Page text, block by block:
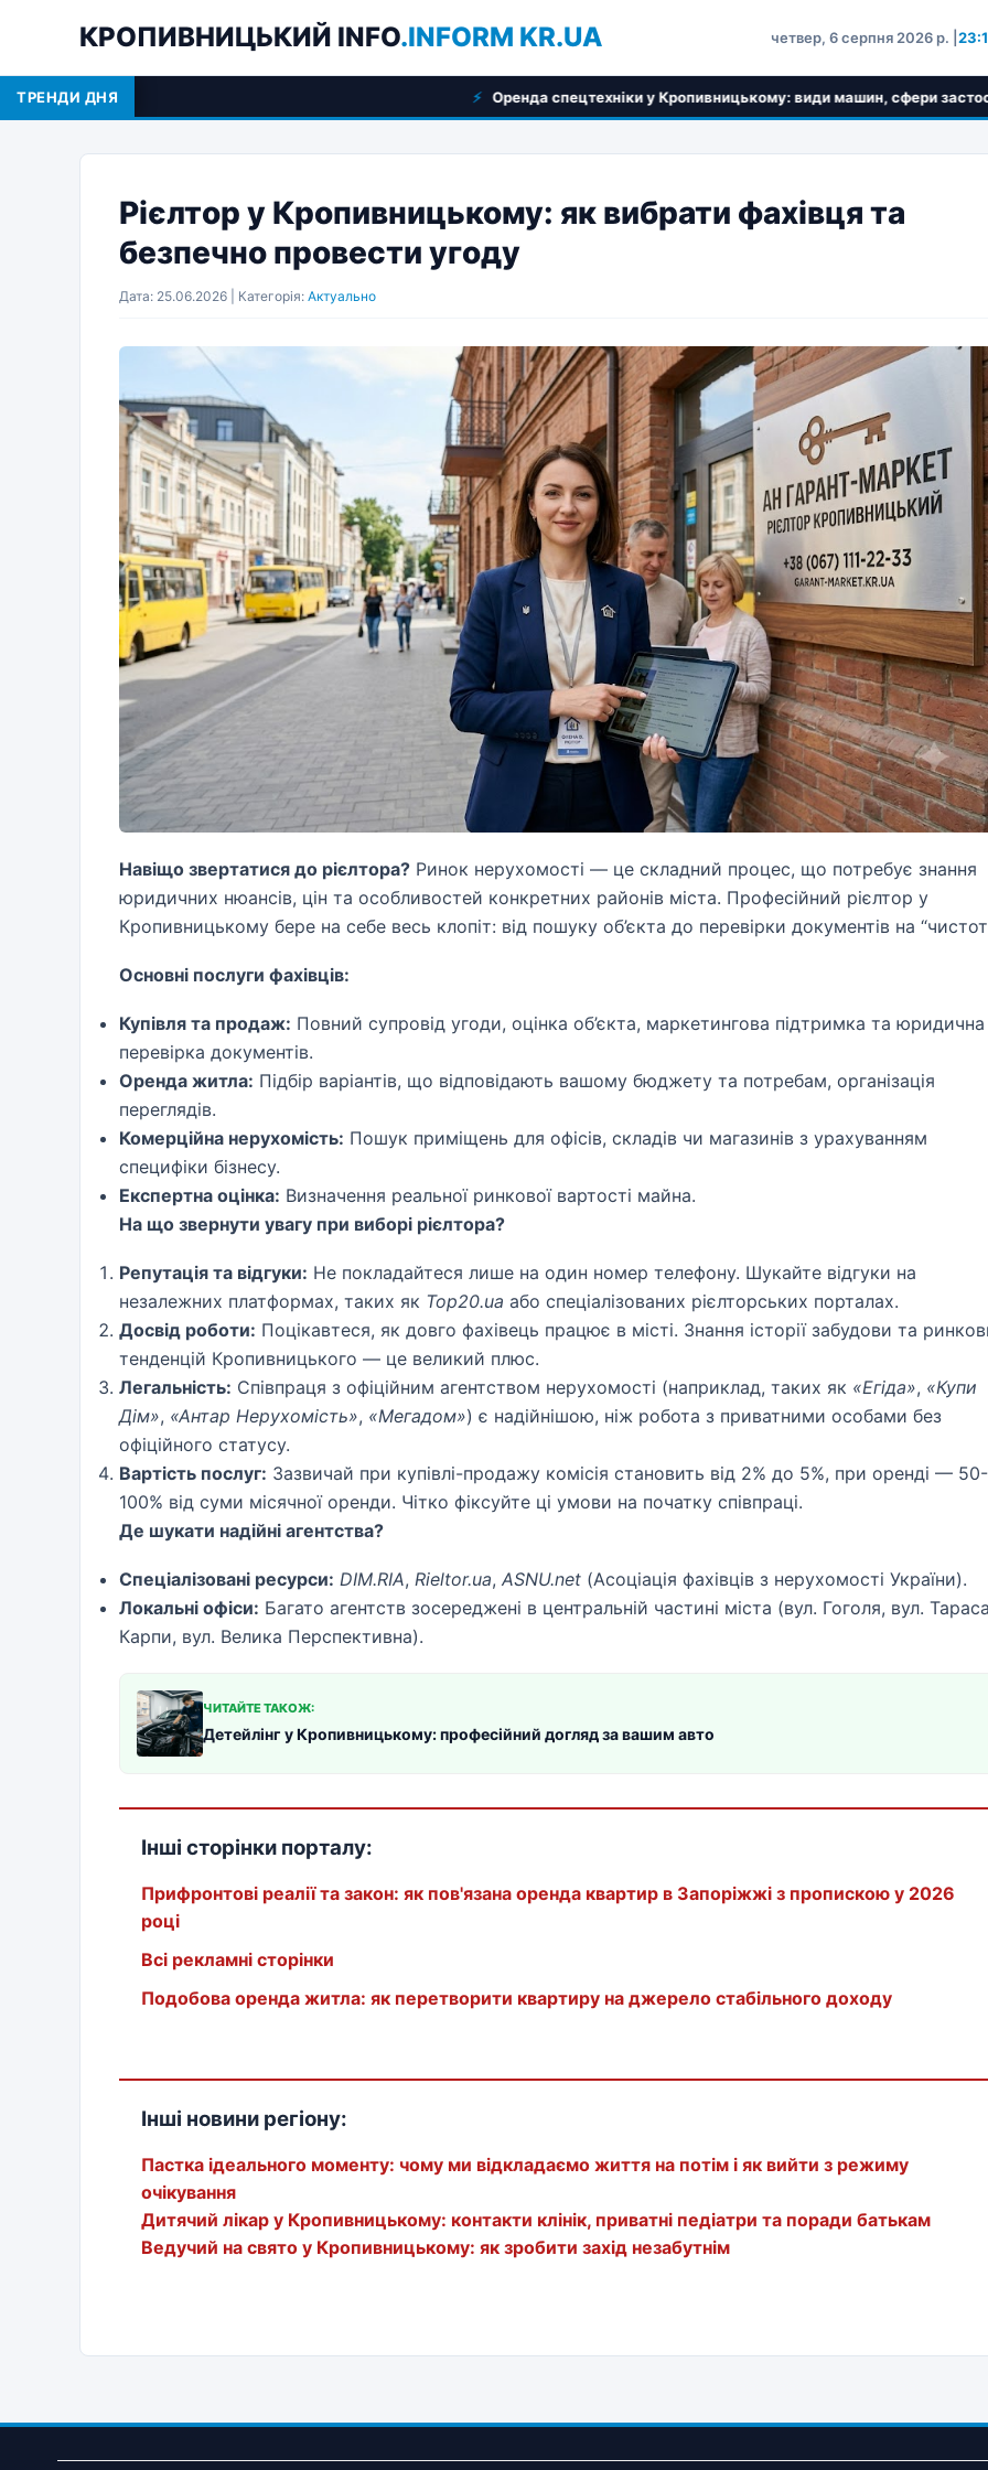
КРОПИВНИЦЬКИЙ INFO.INFORM KR.UA четвер, 6 серпня 2026 р. |
ТРЕНДИ ДНЯ Оренда спецтехніки у Кропивницькому: види машин, сфери застосування та
Рієлтор у Кропивницькому: як вибрати фахівця та
безпечно провести угоду
Дата: 25.06.2026 | Категорія: Актуально
Навіщо звертатися до рієлтора? Ринок нерухомості — це складний процес, що потребує знання
юридичних нюансів, цін та особливостей конкретних районів міста. Професійний рієлтор у
Кропивницькому бере на себе весь клопіт: від пошуку об’єкта до перевірки документів на
Основні послуги фахівців:
Купівля та продаж: Повний супровід угоди, оцінка об’єкта, маркетингова підтримка та юридична
перевірка документів.
Оренда житла: Підбір варіантів, що відповідають вашому бюджету та потребам, організація
переглядів.
Комерційна нерухомість: Пошук приміщень для офісів, складів чи магазинів з урахуванням
специфіки бізнесу.
Експертна оцінка: Визначення реальної ринкової вартості майна.
На що звернути увагу при виборі рієлтора?
Репутація та відгуки: Не покладайтеся лише на один номер телефону. Шукайте відгуки на
незалежних платформах, таких як Top20.ua або спеціалізованих рієлторських порталах.
Досвід роботи: Поцікавтеся, як довго фахівець працює в місті. Знання історії забудови та
тенденцій Кропивницького — це великий плюс.
Легальність: Співпраця з офіційним агентством нерухомості (наприклад, таких як «Егіда», «Купи
Дім», «Антар Нерухомість», «Мегадом») є надійнішою, ніж робота з приватними особами без
офіційного статусу.
Вартість послуг: Зазвичай при купівлі-продажу комісія становить від 2% до 5%, при оренді — 50-
100% від суми місячної оренди. Чітко фіксуйте ці умови на початку співпраці.
Де шукати надійні агентства?
Спеціалізовані ресурси: DIM.RIA, Rieltor.ua, ASNU.net (Асоціація фахівців з нерухомості України).
Локальні офіси: Багато агентств зосереджені в центральній частині міста (вул. Гоголя, вул.
Карпи, вул. Велика Перспективна).
ЧИТАЙТЕ ТАКОЖ:
Детейлінг у Кропивницькому: професійний догляд за вашим авто
Інші сторінки порталу:
Прифронтові реалії та закон: як пов'язана оренда квартир в Запоріжжі з пропискою у 2026
році
Всі рекламні сторінки
Подобова оренда житла: як перетворити квартиру на джерело стабільного доходу
Інші новини регіону:
Пастка ідеального моменту: чому ми відкладаємо життя на потім і як вийти з режиму
очікування
Дитячий лікар у Кропивницькому: контакти клінік, приватні педіатри та поради батькам
Ведучий на свято у Кропивницькому: як зробити захід незабутнім